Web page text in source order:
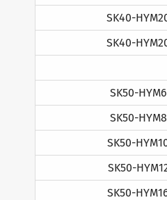
SK40-
SK40-
SK50-
SK50-
SK50-
SK50-
SK50-